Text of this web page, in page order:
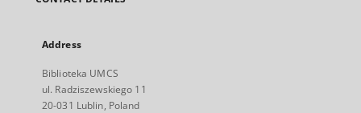
Address
Biblioteka UMCS
ul. Radziszewskiego 11
20-031 Lublin, Poland